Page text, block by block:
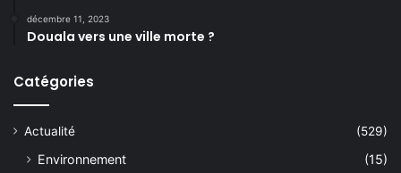
décembre 11, 2023
Douala vers une ville morte ?
Catégories
Actualité (529)
Environnement
(15)